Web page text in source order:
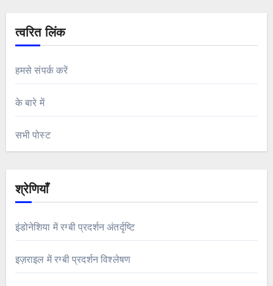
त्वरित लिंक
हमसे संपर्क करें
के बारे में
सभी पोस्ट
श्रेणियाँ
इंडोनेशिया में रग्बी प्रदर्शन अंतर्दृष्टि
इज़राइल में रग्बी प्रदर्शन विश्लेषण